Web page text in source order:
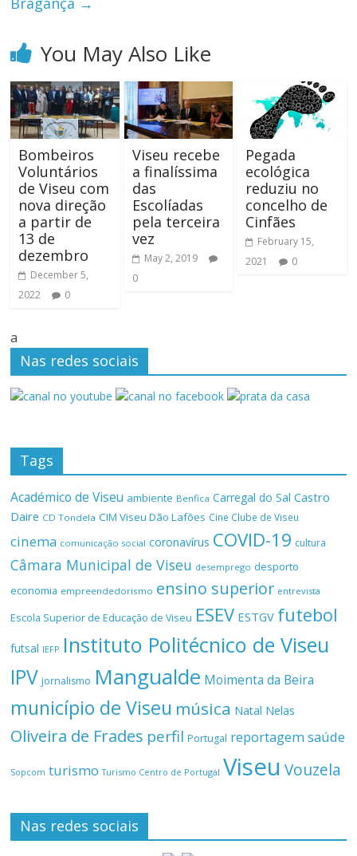
You May Also Like
Bombeiros
Voluntários
de Viseu com
nova direção
a partir de
13 de
dezembro
December 5,
2022
0
Viseu recebe
a finalíssima
das
Escolíadas
pela terceira
vez
May 2, 2019
0
Pegada
ecológica
reduziu no
concelho de
Cinfães
February 15,
2021
0
a
Nas redes sociais
Tags
Académico de Viseu ambiente Benfica Carregal do Sal Castro
Daire CD Tondela CIM Viseu Dão Lafões Cine Clube de Viseu
cinema comunicação social coronavírus COVID-19 cultura
Câmara Municipal de Viseu desemprego desporto
economia empreendedorismo ensino superior entrevista
Escola Superior de Educação de Viseu ESEV ESTGV futebol
futsal IEFP Instituto Politécnico de Viseu
IPV jornalismo Mangualde Moimenta da Beira
município de Viseu música Natal Nelas
Oliveira de Frades perfil Portugal reportagemsaúde
Sopcom turismo Turismo Centro de Portugal Viseu Vouzela
Nas redes sociais